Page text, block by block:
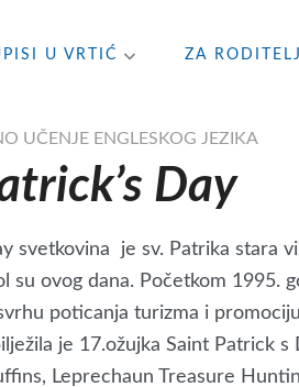
U VRTIĆ ZA
UČENJE ENGLESKOG JEZIKA
Day
svetkovina je sv. Patrika stara
su ovog dana. Početkom 1995.
poticanja turizma i
je 17.ožujka Saint Patrick
Leprechaun Treasure